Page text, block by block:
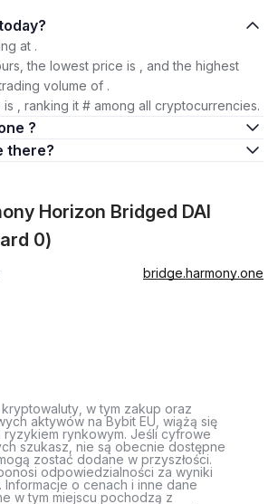
How much is today?
at .
the lowest price is , and the highest
volume of .
, ranking it # among all cryptocurrencies.
?
many are there?
Horizon Bridged DAI
0)
bridge.harmony.one
w tym zakup oraz
aktywów na Bybit EU, wiążą się
ryzykiem rynkowym. Jeśli cyfrowe
szukasz, nie są obecnie dostępne
zostać dodane w przyszłości.
odpowiedzialności za wyniki
Informacje o cenach i inne dane
w tym miejscu pochodzą z